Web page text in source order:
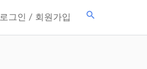
로그인 / 회원가입
검